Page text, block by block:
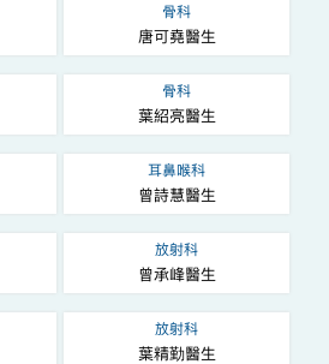
骨科
唐可堯醫生
骨科
葉紹亮醫生
耳鼻喉科
曾詩慧醫生
放射科
曾承峰醫生
放射科
葉精勤醫生